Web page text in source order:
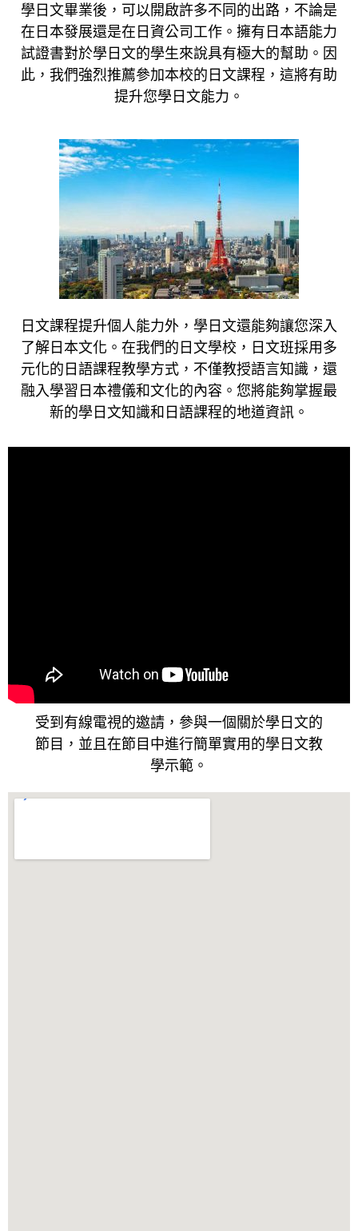
學日文畢業後，可以開啟許多不同的出路，不論是
在日本發展還是在日資公司工作。擁有日本語能力
試證書對於學日文的學生來說具有極大的幫助。因
此，我們強烈推薦參加本校的日文課程，這將有助
提升您學日文能力。
日文課程提升個人能力外，學日文還能夠讓您深入
了解日本文化。在我們的日文學校，日文班採用多
元化的日語課程教學方式，不僅教授語言知識，還
融入學習日本禮儀和文化的內容。您將能夠掌握最
新的學日文知識和日語課程的地道資訊。
受到有線電視的邀請，參與一個關於學日文的
節目，並且在節目中進行簡單實用的學日文教
學示範。